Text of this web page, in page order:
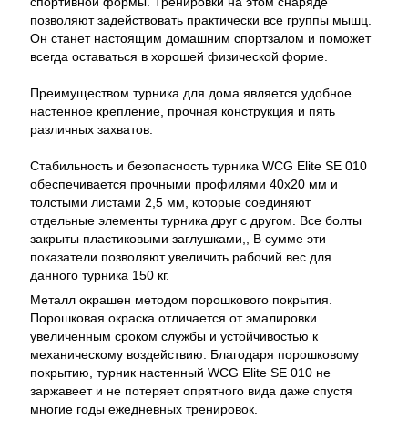
позволяют задействовать практически все группы мышц.
Он станет настоящим домашним спортзалом и поможет
всегда оставаться в хорошей физической форме.
Преимуществом турника для дома является удобное
настенное крепление, прочная конструкция и пять
различных захватов.
Стабильность и безопасность турника WCG Elite SE 010
обеспечивается прочными профилями 40x20 мм и
толстыми листами 2,5 мм, которые соединяют
отдельные элементы турника друг с другом. Все болты
закрыты пластиковыми заглушками,, В сумме эти
показатели позволяют увеличить рабочий вес для
данного турника 150 кг.
Металл окрашен методом порошкового покрытия.
Порошковая окраска отличается от эмалировки
увеличенным сроком службы и устойчивостью к
механическому воздействию. Благодаря порошковому
покрытию, турник настенный WCG Elite SE 010 не
заржавеет и не потеряет опрятного вида даже спустя
многие годы ежедневных тренировок.